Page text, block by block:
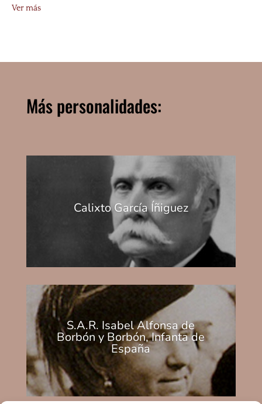
Ver más
Más personalidades:
Calixto García Íñiguez
S.A.R. Isabel Alfonsa de
Borbón y Borbón, Infanta de
España